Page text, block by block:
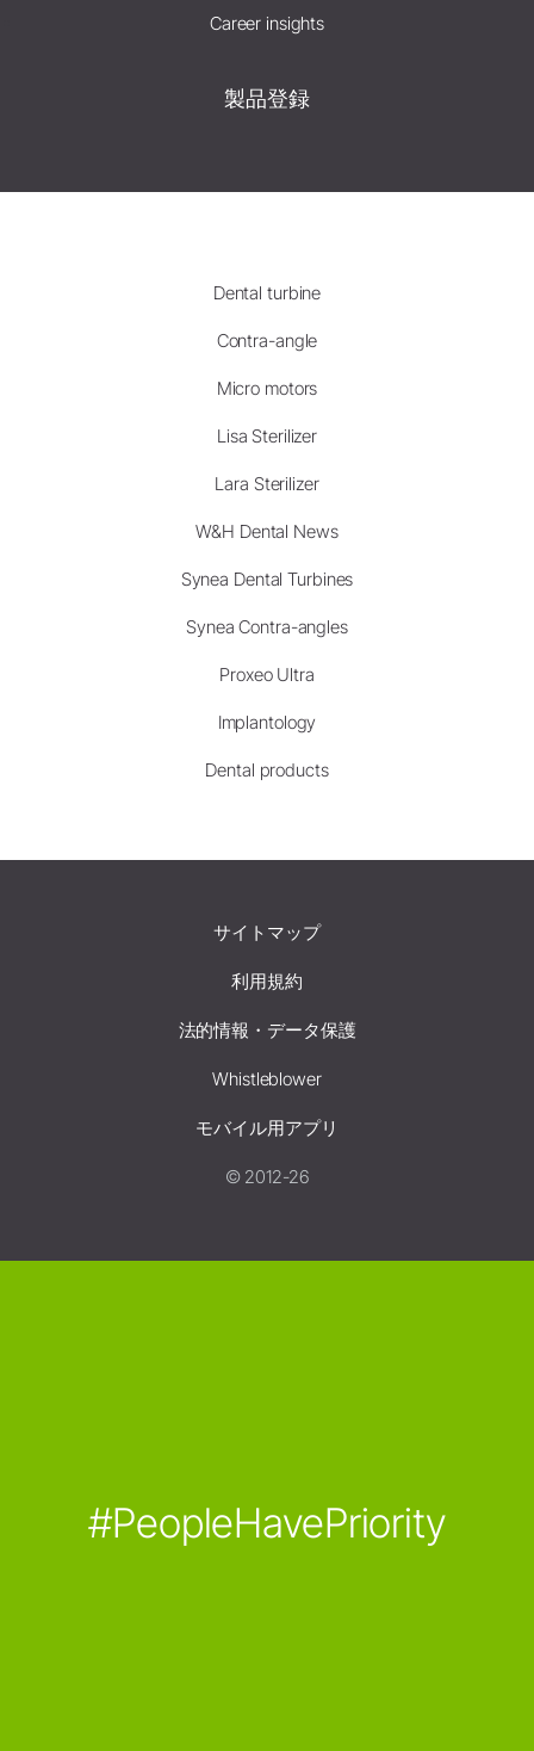
Career insights
製品登録
Dental turbine
Contra-angle
Micro motors
Lisa Sterilizer
Lara Sterilizer
W&H Dental News
Synea Dental Turbines
Synea Contra-angles
Proxeo Ultra
Implantology
Dental products
サイトマップ
利用規約
法的情報・データ保護
Whistleblower
モバイル用アプリ
© 2012-26
#PeopleHavePriority